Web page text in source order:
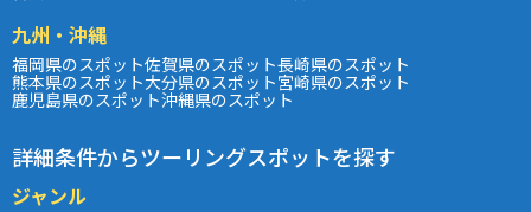
九州・沖縄
福岡県のスポット佐賀県のスポット長崎県のスポット
熊本県のスポット大分県のスポット宮崎県のスポット
鹿児島県のスポット沖縄県のスポット
詳細条件からツーリングスポットを探す
ジャンル